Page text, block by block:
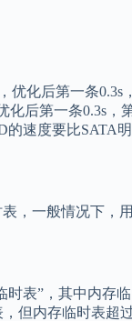
优化后第一条0.3s
化后第一条0.3s，
速度要比SATA
，一般情况下，
时表”，其中内存
但内存临时表超